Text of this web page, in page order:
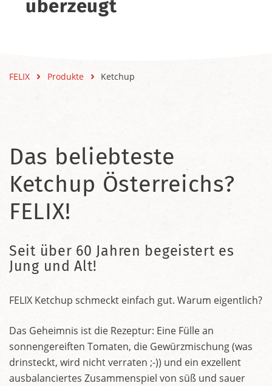
überzeugt
FELIX Produkte Ketchup
Das beliebteste
Ketchup Österreichs?
FELIX!
Seit über 60 Jahren begeistert es
Jung und Alt!
FELIX Ketchup schmeckt einfach gut. Warum eigentlich?
Das Geheimnis ist die Rezeptur: Eine Fülle an
sonnengereiften Tomaten, die Gewürzmischung (was
drinsteckt, wird nicht verraten ;-)) und ein exzellent
ausbalanciertes Zusammenspiel von süß und sauer